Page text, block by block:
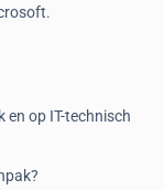
en op IT-technisch